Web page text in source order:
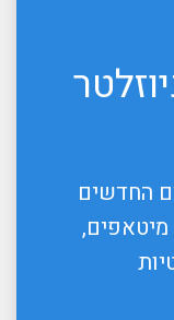
החדשים
מיטאפים,